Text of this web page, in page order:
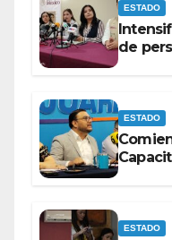
ESTADO
de
ESTADO
ESTADO